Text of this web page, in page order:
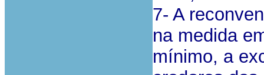
7- A
na medida
mínimo, a